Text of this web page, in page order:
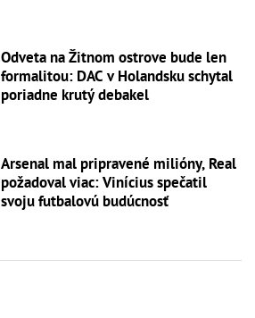
Odveta na Žitnom ostrove bude len
formalitou: DAC v Holandsku schytal
poriadne krutý debakel
Arsenal mal pripravené milióny, Real
požadoval viac: Vinícius spečatil
svoju futbalovú budúcnosť